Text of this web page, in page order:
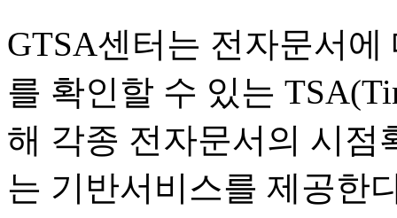
GTSA센터는 전자문서
를 확인할 수 있는
해 각종 전자문서의 시점
는 기반서비스를 제공한